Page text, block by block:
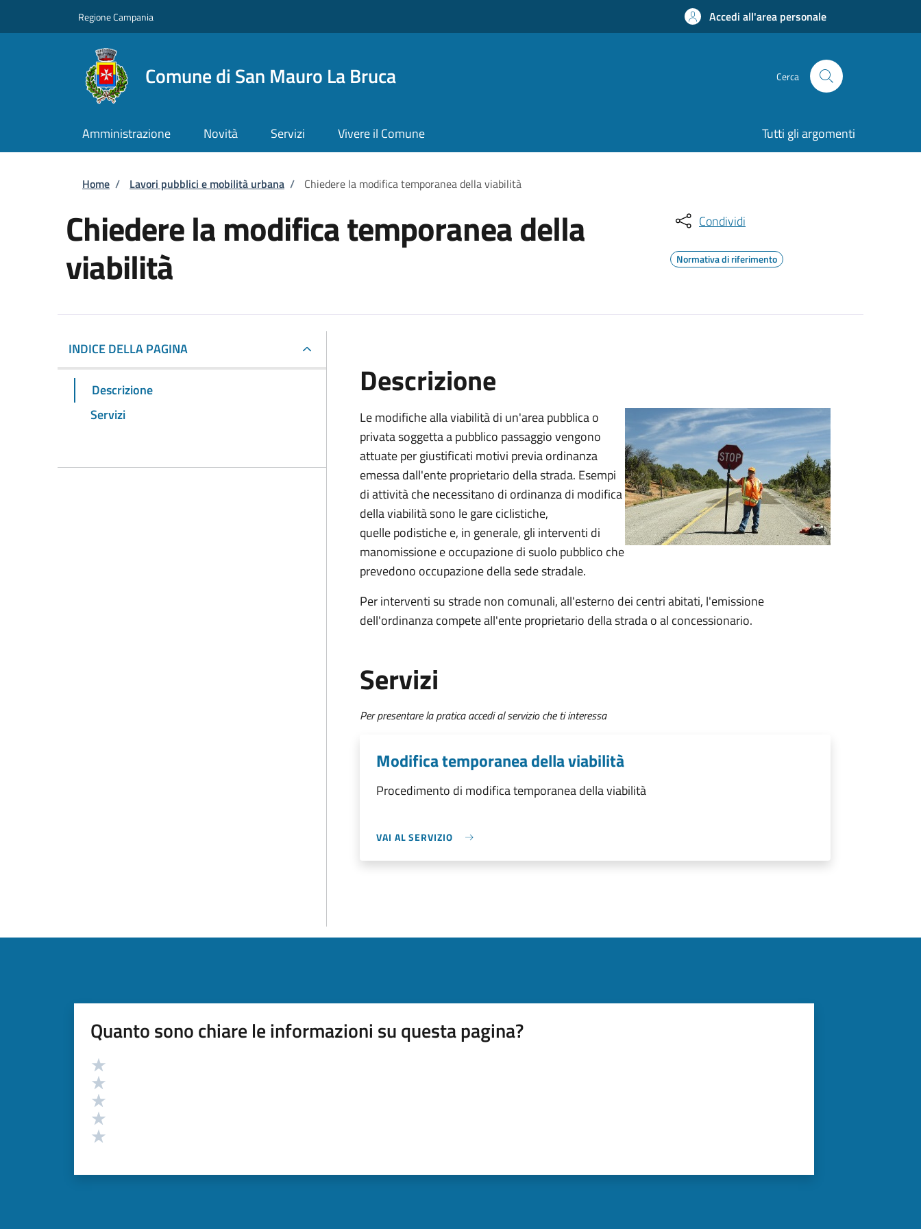
Regione Campania Accedi all'area personale
Comune di San Mauro La Bruca Cerca
Amministrazione Novità Servizi Vivere il Comune Tutti gli argomenti
Briciole di pane
Home / Lavori pubblici e mobilità urbana / Chiedere la modifica temporanea della viabilità
Chiedere la modifica temporanea della
viabilità
Condividi
Normativa di riferimento
INDICE DELLA PAGINA
Descrizione
Servizi
Descrizione
Le modifiche alla viabilità di un'area pubblica o
privata soggetta a pubblico passaggio vengono
attuate per giustificati motivi previa ordinanza
emessa dall'ente proprietario della strada. Esempi
di attività che necessitano di ordinanza di modifica
della viabilità sono le gare ciclistiche,
quelle podistiche e, in generale, gli interventi di
manomissione e occupazione di suolo pubblico che
prevedono occupazione della sede stradale.
Per interventi su strade non comunali, all'esterno dei centri abitati, l'emissione
dell'ordinanza compete all'ente proprietario della strada o al concessionario.
Servizi
Per presentare la pratica accedi al servizio che ti interessa
Modifica temporanea della viabilità
Procedimento di modifica temporanea della viabilità
VAI AL SERVIZIO
Quanto sono chiare le informazioni su questa pagina?
Valutazione